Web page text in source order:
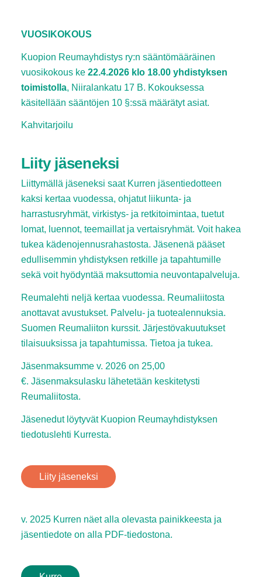
VUOSIKOKOUS
Kuopion Reumayhdistys ry:n sääntömääräinen
vuosikokous ke 22.4.2026 klo 18.00 yhdistyksen
toimistolla , Niiralankatu 17 B. Kokouksessa
käsitellään sääntöjen 10 §:ssä määrätyt asiat.
Kahvitarjoilu
Liity jäseneksi
Liittymällä jäseneksi saat Kurren jäsentiedotteen
kaksi kertaa vuodessa, ohjatut liikunta- ja
harrastusryhmät, virkistys- ja retkitoimintaa, tuetut
lomat, luennot, teemaillat ja vertaisryhmät. Voit hakea
tukea kädenojennusrahastosta. Jäsenenä pääset
edullisemmin yhdistyksen retkille ja tapahtumille
sekä voit hyödyntää maksuttomia neuvontapalveluja.
Reumalehti neljä kertaa vuodessa. Reumaliitosta
anottavat avustukset. Palvelu- ja tuotealennuksia.
Suomen Reumaliiton kurssit. Järjestövakuutukset
tilaisuuksissa ja tapahtumissa. Tietoa ja tukea.
Jäsenmaksumme v. 2026 on 25,00
€. Jäsenmaksulasku lähetetään keskitetysti
Reumaliitosta.
Jäsenedut löytyvät Kuopion Reumayhdistyksen
tiedotuslehti Kurresta.
Liity jäseneksi
v. 2025 Kurren näet alla olevasta painikkeesta ja
jäsentiedote on alla PDF-tiedostona.